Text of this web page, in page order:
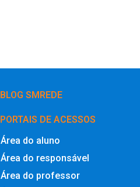
BLOG SMREDE
PORTAIS DE ACESSOS
Área do aluno
Área do responsável
Área do professor